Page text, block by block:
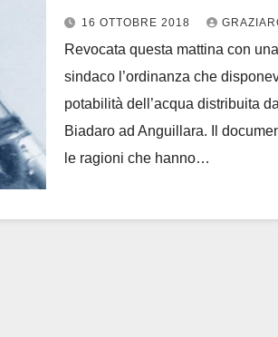
Biadaro.
come fantasmi. Il Pd chiede
massima trasparenza
analisi a cadenza
16 OTTOBRE 2018
Revocata questa mattina con
sindaco l’ordinanza che
potabilità dell’acqua distribuita
Biadaro ad Anguillara. Il
le ragioni che hanno…